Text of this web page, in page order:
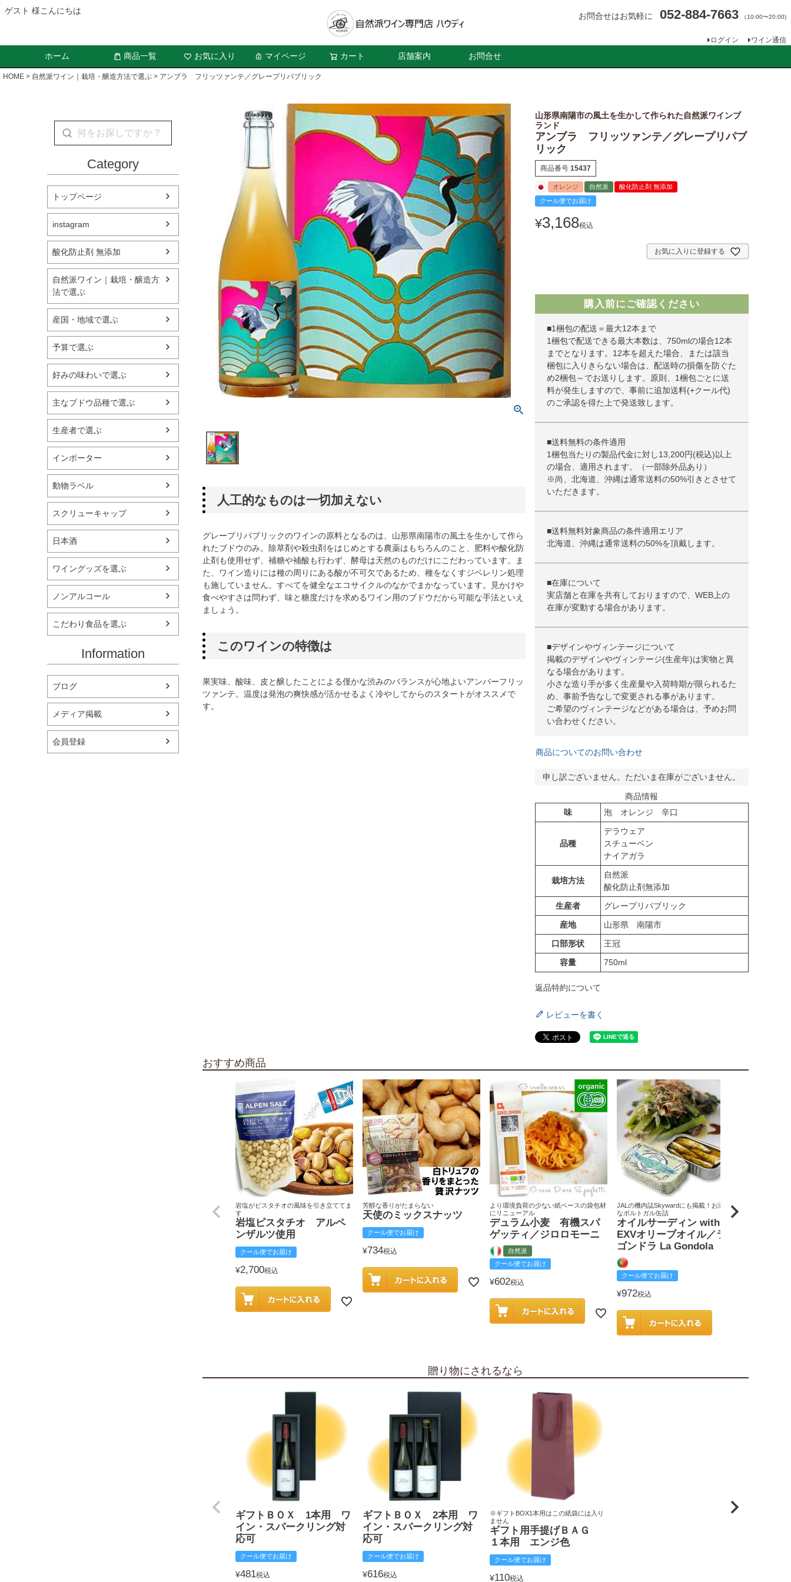
ゲスト 様こんにちは
お問合せはお気軽に 052-884-7663 （10:00〜20:00)
ログイン ワイン通信
ホーム 商品一覧 お気に入り マイページ カート 店舗案内 お問合せ
HOME 自然派ワイン｜栽培・醸造方法で選ぶ アンブラ フリッツァンテ／グレープリパブリック
Category
トップページ
instagram
酸化防止剤 無添加
自然派ワイン｜栽培・醸造方
法で選ぶ
産国・地域で選ぶ
予算で選ぶ
好みの味わいで選ぶ
主なブドウ品種で選ぶ
生産者で選ぶ
インポーター
動物ラベル
スクリューキャップ
日本酒
ワイングッズを選ぶ
ノンアルコール
こだわり食品を選ぶ
Information
ブログ
メディア掲載
会員登録
人工的なものは一切加えない
グレープリパブリックのワインの原料となるのは、山形県南陽市の風土を生かして作ら
れたブドウのみ。除草剤や殺虫剤をはじめとする農薬はもちろんのこと、肥料や酸化防
止剤も使用せず、補糖や補酸も行わず、酵母は天然のものだけにこだわっています。ま
た、ワイン造りには種の周りにある酸が不可欠であるため、種をなくすジベレリン処理
も施していません。すべてを健全なエコサイクルのなかでまかなっています。見かけや
食べやすさは問わず、味と糖度だけを求めるワイン用のブドウだから可能な手法といえ
ましょう。
このワインの特徴は
果実味、酸味、皮と醸したことによる僅かな渋みのバランスが心地よいアンバーフリッ
ツァンテ。温度は発泡の爽快感が活かせるよく冷やしてからのスタートがオススメで
す。
山形県南陽市の風土を生かして作られた自然派ワインブ
ランド
アンブラ フリッツァンテ／グレープリパブ
リック
商品番号 15437
オレンジ 自然派
酸化防止剤 無添加
クール便でお届け
¥3,168税込
お気に入りに登録する
購入前にご確認ください
■1梱包の配送＝最大12本まで
1梱包で配送できる最大本数は、750mlの場合12本
までとなります。12本を超えた場合、または該当
梱包に入りきらない場合は、配送時の損傷を防ぐた
め2梱包～でお送りします。原則、1梱包ごとに送
料が発生しますので、事前に追加送料(+クール代)
のご承認を得た上で発送致します。
■送料無料の条件適用
1梱包当たりの製品代金に対し13,200円(税込)以上
の場合、適用されます。（一部除外品あり）
※尚、北海道、沖縄は通常送料の50%引きとさせて
いただきます。
■送料無料対象商品の条件適用エリア
北海道、沖縄は通常送料の50%を頂戴します。
■在庫について
実店舗と在庫を共有しておりますので、WEB上の
在庫が変動する場合があります。
■デザインやヴィンテージについて
掲載のデザインやヴィンテージ(生産年)は実物と異
なる場合があります。
小さな造り手が多く生産量や入荷時期が限られるた
め、事前予告なしで変更される事があります。
ご希望のヴィンテージなどがある場合は、予めお問
い合わせください。
商品についてのお問い合わせ
申し訳ございません。ただいま在庫がございません。
商品情報
味
泡 オレンジ 辛口
品種
デラウェア
スチューベン
ナイアガラ
栽培方法
自然派
酸化防止剤無添加
生産者
グレープリパブリック
産地
山形県 南陽市
口部形状
王冠
容量
750ml
返品特約について
レビューを書く
おすすめ商品
岩塩がピスタチオの風味を引き立ててま
す
岩塩ピスタチオ アルペ
ンザルツ使用
クール便でお届け
¥2,700税込
芳醇な香りがたまらない
天使のミックスナッツ
クール便でお届け
¥734税込
より環境負荷の少ない紙ベースの袋包材
にリニューアル
デュラム小麦 有機スパ
ゲッティ／ジロロモーニ
自然派
クール便でお届け
¥602税込
JALの機内誌Skywardにも掲載！お洒落
なポルトガル缶詰
オイルサーディン with
EXVオリーブオイル／ラ
ゴンドラ La Gondola
クール便でお届け
¥972税込
贈り物にされるなら
ギフトＢＯＸ 1本用 ワ
イン・スパークリング対
応可
クール便でお届け
¥481税込
ギフトＢＯＸ 2本用 ワ
イン・スパークリング対
応可
クール便でお届け
¥616税込
※ギフトBOX1本用はこの紙袋には入り
ません
ギフト用手提げＢＡＧ
１本用 エンジ色
クール便でお届け
¥110税込